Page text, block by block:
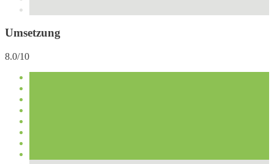
Umsetzung
8.0/10